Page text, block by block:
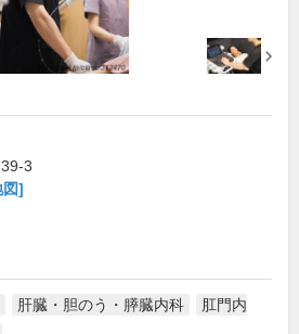
3
]
肝臓・胆のう・膵臓内科
肛門内